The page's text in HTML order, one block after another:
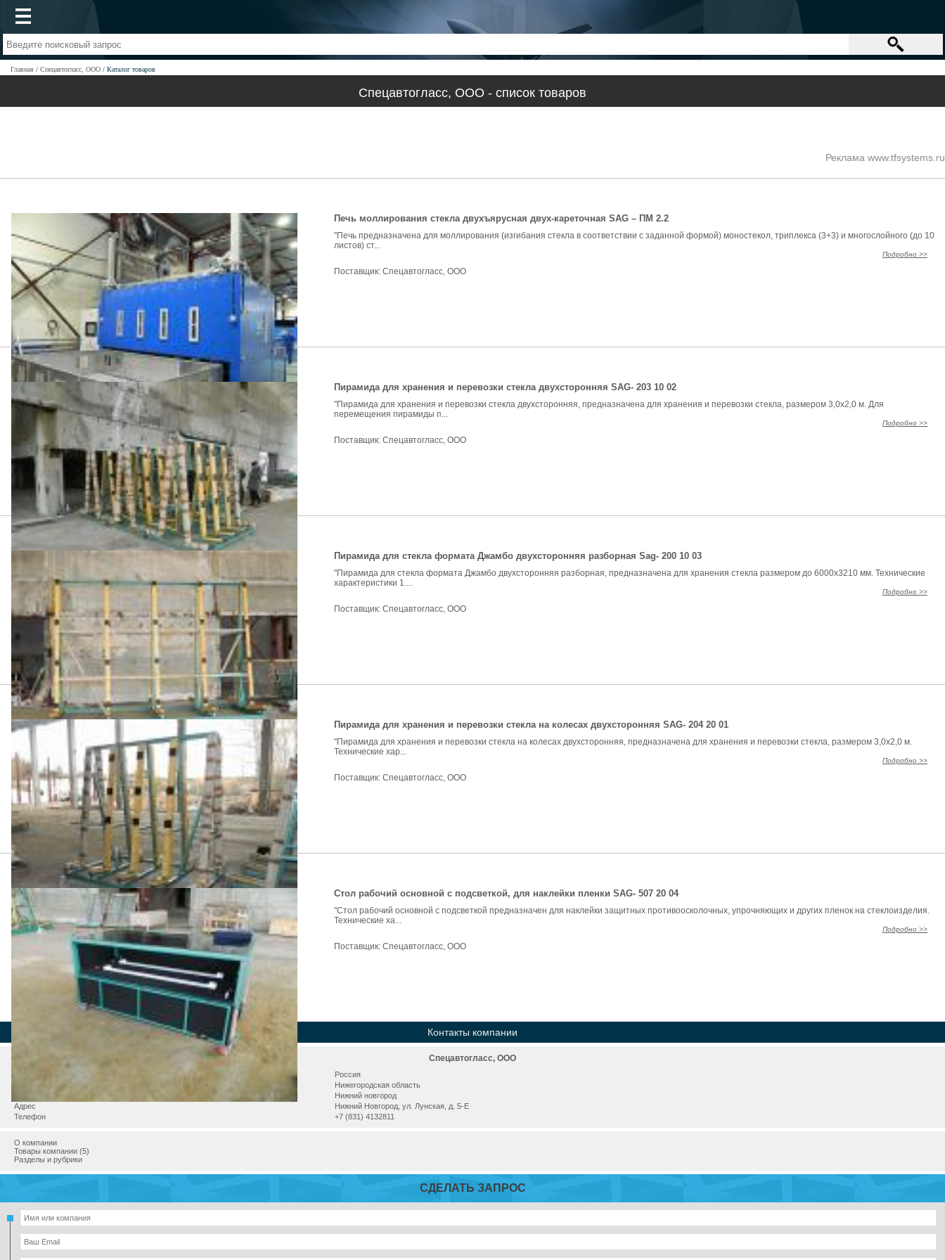
Главная Спецавтогласс, ООО Каталог товаров
Спецавтогласс, ООО - список товаров
Реклама www.tfsystems.ru
Печь моллирования стекла двухъярусная двух-кареточная SAG – ПМ 2.2
"Печь предназначена для моллирования (изгибания стекла в соответствии с заданной формой) моностекол, триплекса (3+3) и многослойного (до 10
листов) ст...
Подробно >>
Поставщик: Спецавтогласс, ООО
Пирамида для хранения и перевозки стекла двухсторонняя SAG- 203 10 02
"Пирамида для хранения и перевозки стекла двухсторонняя, предназначена для хранения и перевозки стекла, размером 3,0х2,0 м. Для
перемещения пирамиды п...
Подробно >>
Поставщик: Спецавтогласс, ООО
Пирамида для стекла формата Джамбо двухсторонняя разборная Sag- 200 10 03
"Пирамида для стекла формата Джамбо двухсторонняя разборная, предназначена для хранения стекла размером до 6000х3210 мм. Технические
характеристики 1....
Подробно >>
Поставщик: Спецавтогласс, ООО
Пирамида для хранения и перевозки стекла на колесах двухсторонняя SAG- 204 20 01
"Пирамида для хранения и перевозки стекла на колесах двухсторонняя, предназначена для хранения и перевозки стекла, размером 3,0х2,0 м.
Технические хар...
Подробно >>
Поставщик: Спецавтогласс, ООО
Стол рабочий основной с подсветкой, для наклейки пленки SAG- 507 20 04
"Стол рабочий основной с подсветкой предназначен для наклейки защитных противоосколочных, упрочняющих и других пленок на стеклоизделия.
Технические ха...
Подробно >>
Поставщик: Спецавтогласс, ООО
Контакты компании
Спецавтогласс, ООО
Россия
Нижегородская область
Нижний новгород
Адрес
Нижний Новгород, ул. Лунская, д. 5-Е
Телефон
+7 (831) 4132811
О компании
Товары компании (5)
Разделы и рубрики
СДЕЛАТЬ ЗАПРОС